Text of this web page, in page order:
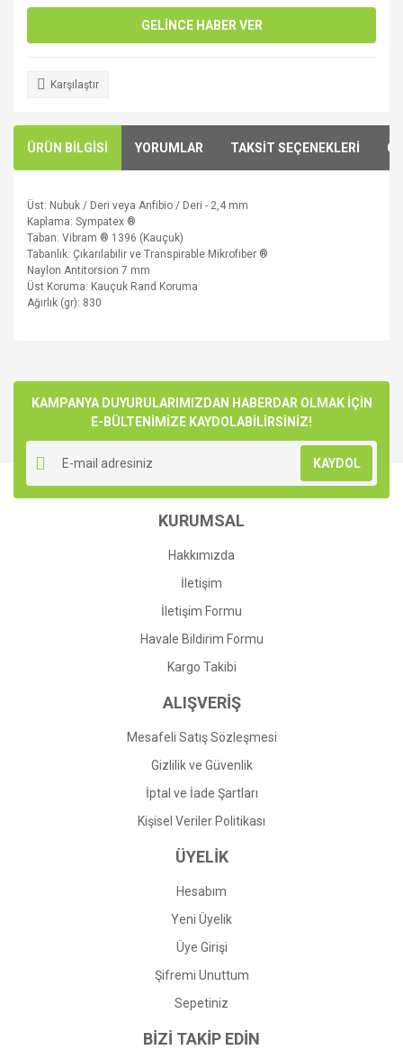
GELİNCE HABER VER
Karşılaştır
ÜRÜN BİLGİSİ YORUMLAR TAKSİT SEÇENEKLERİ
Üst: Nubuk / Deri veya Anfibio / Deri - 2,4 mm
Kaplama: Sympatex ®
Taban: Vibram ® 1396 ( Kauçuk)
Tabanlık: Çıkarılabilir ve Transpirable Mikrofiber ®
Naylon Antitorsion 7 mm
Üst Koruma: Kauçuk Rand Koruma
Ağırlık (gr): 830
Yorum Yaz
kullanarak tarafımıza iletebilirsiniz.
Görüş ve önerileriniz için teşekkür ederiz.
Ürün resmi kalitesiz, bozuk veya görüntülenemiyor.
Ürün açıklamasında eksik bilgiler bulunuyor.
Ürün bilgilerinde hatalar bulunuyor.
Ürün fiyatı diğer sitelerden daha pahalı.
Gönder
KAMPANYA DUYURULARIMIZDAN HABERDAR OLMAK İÇİN
E-BÜLTENİMİZE KAYDOLABİLİRSİNİZ!
KAYDOL
KURUMSAL
Hakkımızda
İletişim
İletişim Formu
Havale Bildirim Formu
Kargo Takibi
ALIŞVERİŞ
Mesafeli Satış Sözleşmesi
Gizlilik ve Güvenlik
İptal ve İade Şartları
Kişisel Veriler Politikası
ÜYELİK
Hesabım
Yeni Üyelik
Üye Girişi
Şifremi Unuttum
Sepetiniz
BİZİ TAKİP EDİN